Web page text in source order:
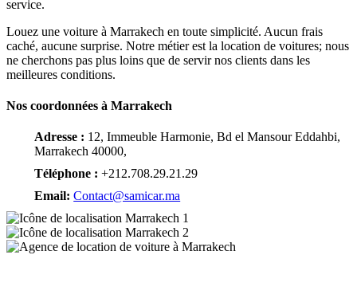
service.
Louez une voiture à Marrakech en toute simplicité. Aucun frais
caché, aucune surprise. Notre métier est la location de voitures; nous
ne cherchons pas plus loins que de servir nos clients dans les
meilleures conditions.
Nos coordonnées à Marrakech
Adresse : 12, Immeuble Harmonie, Bd el Mansour Eddahbi,
Marrakech 40000,
Téléphone : +212.708.29.21.29
Email: Contact@samicar.ma